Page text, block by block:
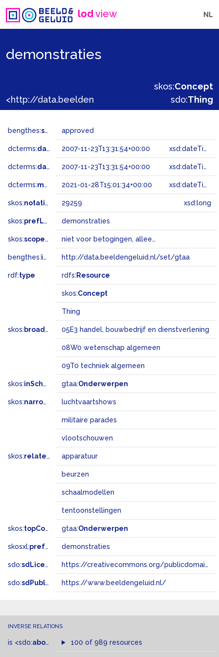
lodview NL
demonstraties
skos:Concept
sdo:Thing
bengthes:status approved
dcterms:dateAccepted 2007-11-23T13:31:54+00:00 xsd:dateTime
dcterms:dateSubmitted 2007-11-23T13:31:54+00:00 xsd:dateTime
dcterms:modified 2021-01-28T15:01:34+00:00 xsd:dateTime
skos:notation 29259 xsd:long
skos:prefLabel demonstraties
skos:scopeNote niet voor betogingen, alleen voor het aantonen van iets door een proef, het showen of het vertonen van een toestel in zijn werking
bengthes:inSet http://data.beeldengeluid.nl/set/gtaa
rdf:type rdfs: Resource
skos:Concept
Thing
skos: broadMatch 05E3 handel, bouwbedrijf en dienstverlening
08W0 wetenschap algemeen
09T0 techniek algemeen
skos:inScheme gtaa:Onderwerpen
skos:narrower luchtvaartshows
militaire parades
vlootschouwen
skos:related apparatuur
beurzen
schaalmodellen
tentoonstellingen
skos:topConceptOf gtaa:Onderwerpen
skosxl:prefLabel demonstraties
sdo:sdLicense https://creativecommons.org/publicdomain/zero/1.0/
sdo:sdPublisher https://www.beeldengeluid.nl/
INVERSE RELATIONS
is <sdo:about of 100 of 989 resources